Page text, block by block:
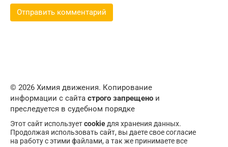
© 2026 Химия движения. Копирование
информации с сайта строго запрещено и
преследуется в судебном порядке
Этот сайт используетcookie для хранения данных.
Продолжая использовать сайт, вы даете свое согласие
на работу с этими файлами, а так же принимаете все